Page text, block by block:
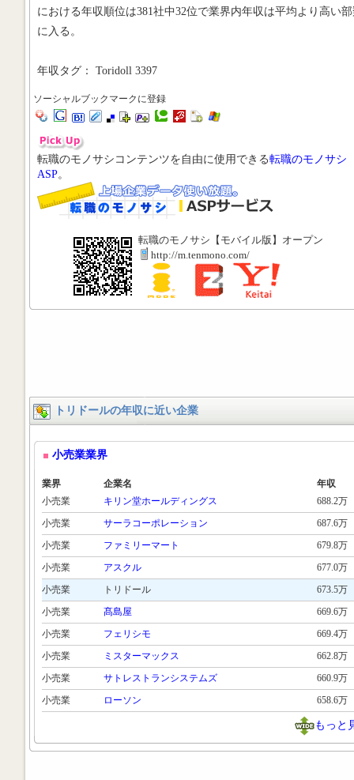
における年収順位は381社中32位で業界内年収は平均より高い
に入る。
年収タグ： Toridoll 3397
ソーシャルブックマークに登録
転職のモノサシコンテンツを自由に使用できる転職のモノサシ
ASP。
転職のモノサシ【モバイル版】オープン
http://m.tenmono.com/
トリドールの年収に近い企業
小売業業界
業界 企業名
年収
小売業
キリン堂ホールディングス
688.2万
小売業
サーラコーポレーション
687.6万
小売業
ファミリーマート
679.8万
小売業
アスクル
677.0万
小売業
トリドール
673.5万
小売業
髙島屋
669.6万
小売業
フェリシモ
669.4万
小売業
ミスターマックス
662.8万
小売業
サトレストランシステムズ
660.9万
小売業
ローソン 658.6万
もっと